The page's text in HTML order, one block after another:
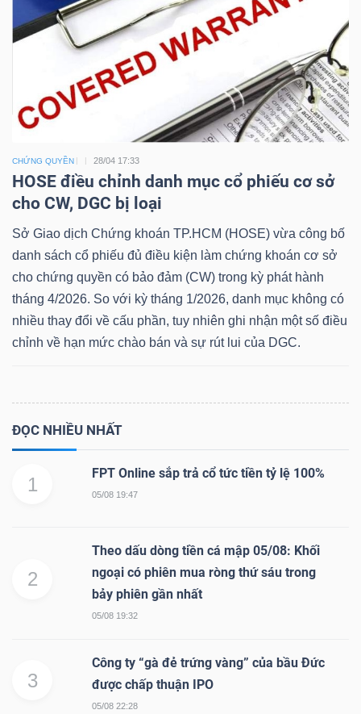
CHỨNG QUYỀN 28/04 17:33
HOSE điều chỉnh danh mục cổ phiếu cơ sở
cho CW, DGC bị loại
Sở Giao dịch Chứng khoán TP.HCM (HOSE) vừa công bố
danh sách cổ phiếu đủ điều kiện làm chứng khoán cơ sở
cho chứng quyền có bảo đảm (CW) trong kỳ phát hành
tháng 4/2026. So với kỳ tháng 1/2026, danh mục không có
nhiều thay đổi về cấu phần, tuy nhiên ghi nhận một số điều
chỉnh về hạn mức chào bán và sự rút lui của DGC.
ĐỌC NHIỀU NHẤT
1
FPT Online sắp trả cổ tức tiền tỷ lệ 100%
05/08 19:47
2
Theo dấu dòng tiền cá mập 05/08: Khối
ngoại có phiên mua ròng thứ sáu trong
bảy phiên gần nhất
05/08 19:32
3
Công ty “gà đẻ trứng vàng” của bầu Đức
được chấp thuận IPO
05/08 22:28